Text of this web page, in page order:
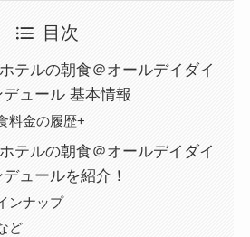
目次
テルの朝食＠オールデイダイ
ュール 基本情報
料金の履歴+
テルの朝食＠オールデイダイ
ュールを紹介！
ンナップ
ど